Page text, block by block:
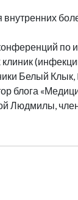
Белый Клык,
блога
Людмилы,